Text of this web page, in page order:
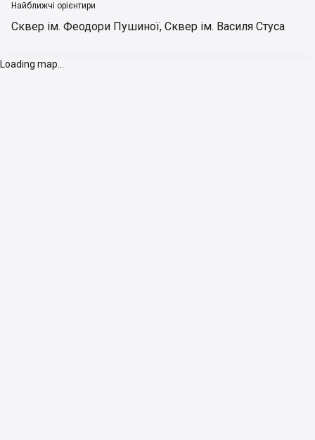
Найближчі орієнтири
Сквер ім. Феодори Пушиної, Сквер ім. Василя Стуса
Loading map...